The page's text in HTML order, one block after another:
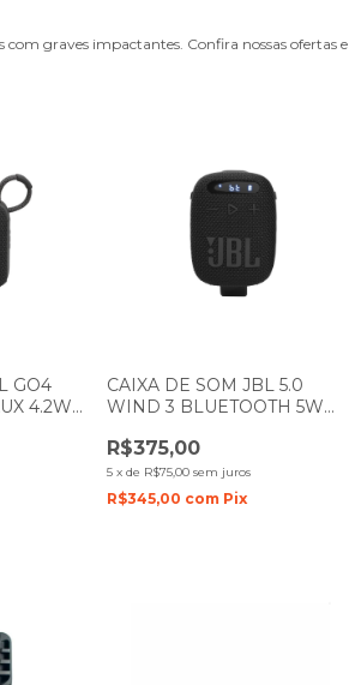
graves impactantes. Confira nossas ofertas e
GO4
4.2W
CAIXA DE SOM JBL 5.0
WIND 3 BLUETOOTH 5W
R$375,00
5 xde R$75,00 sem juros
R$345,00 com Pix